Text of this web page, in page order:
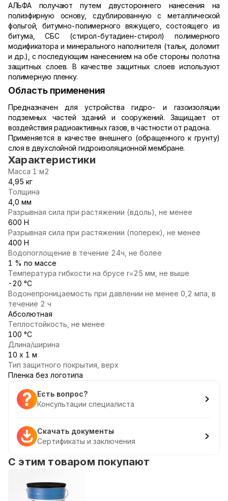
АЛЬФА получают путем двустороннего нанесения на
полиэфирную основу, сдублированную с металлической
фольгой, битумно-полимерного вяжущего, состоящего из
битума, СБС (стирол-бутадиен-стирол) полимерного
модификатора и минерального наполнителя (тальк, доломит
и др.), с последующим нанесением на обе стороны полотна
защитных слоев. В качестве защитных слоев используют
полимерную пленку.
Область применения
Предназначен для устройства гидро- и газоизоляции
подземных частей зданий и сооружений. Защищает от
воздействия радиоактивных газов, в частности от радона.
Применяется в качестве внешнего (обращенного к грунту)
слоя в двухслойной гидроизоляционной мембране.
Характеристики
Масса 1 м2
4,95 кг
Толщина
4,0 мм
Разрывная сила при растяжении (вдоль), не менее
600 Н
Разрывная сила при растяжении (поперек), не менее
400 Н
Водопоглощение в течение 24ч, не более
1 % по массе
Температура гибкости на брусе r=25 мм, не выше
-20 °С
Водонепроницаемость при давлении не менее 0,2 мпа, в
течение 2 ч
Абсолютная
Теплостойкость, не менее
100 °С
Длина/ширина
10 х 1 м
Тип защитного покрытия, верх
Пленка без логотипа
Есть вопрос?
Консультации специалиста
Скачать документы
Сертификаты и заключения
С этим товаром покупают